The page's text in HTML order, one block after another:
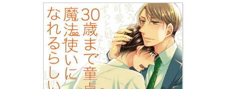
会社情報 採用情報